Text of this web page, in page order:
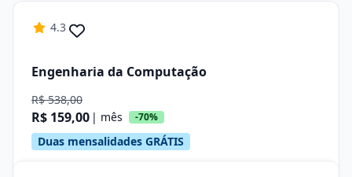
4.3
Engenharia da Computação
R$ 538,00
R$ 159,00 | mês -70%
Duas mensalidades GRÁTIS